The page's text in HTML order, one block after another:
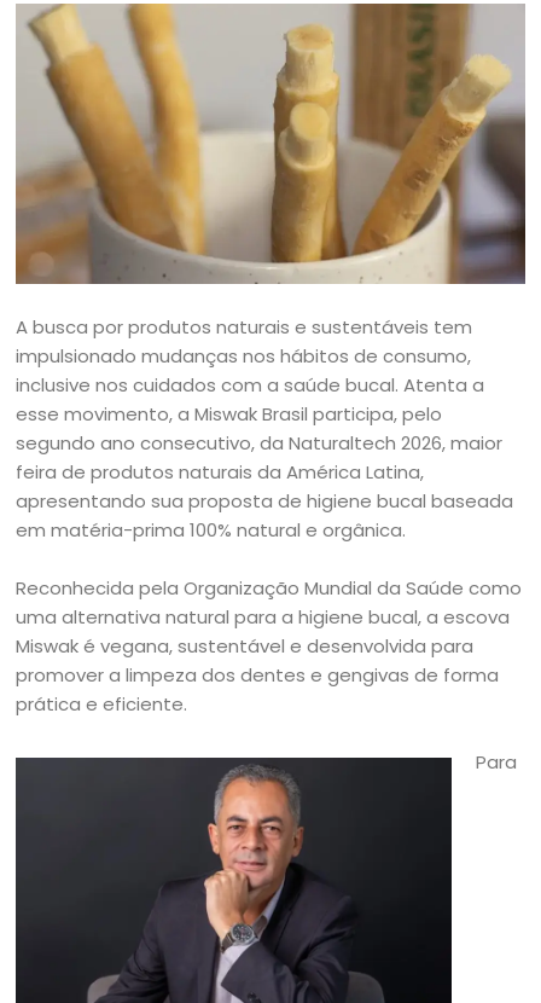
A busca por produtos naturais e sustentáveis tem
impulsionado mudanças nos hábitos de consumo,
inclusive nos cuidados com a saúde bucal. Atenta a
esse movimento, a Miswak Brasil participa, pelo
segundo ano consecutivo, da Naturaltech 2026, maior
feira de produtos naturais da América Latina,
apresentando sua proposta de higiene bucal baseada
em matéria-prima 100% natural e orgânica.
Reconhecida pela Organização Mundial da Saúde como
uma alternativa natural para a higiene bucal, a escova
Miswak é vegana, sustentável e desenvolvida para
promover a limpeza dos dentes e gengivas de forma
prática e eficiente.
Para